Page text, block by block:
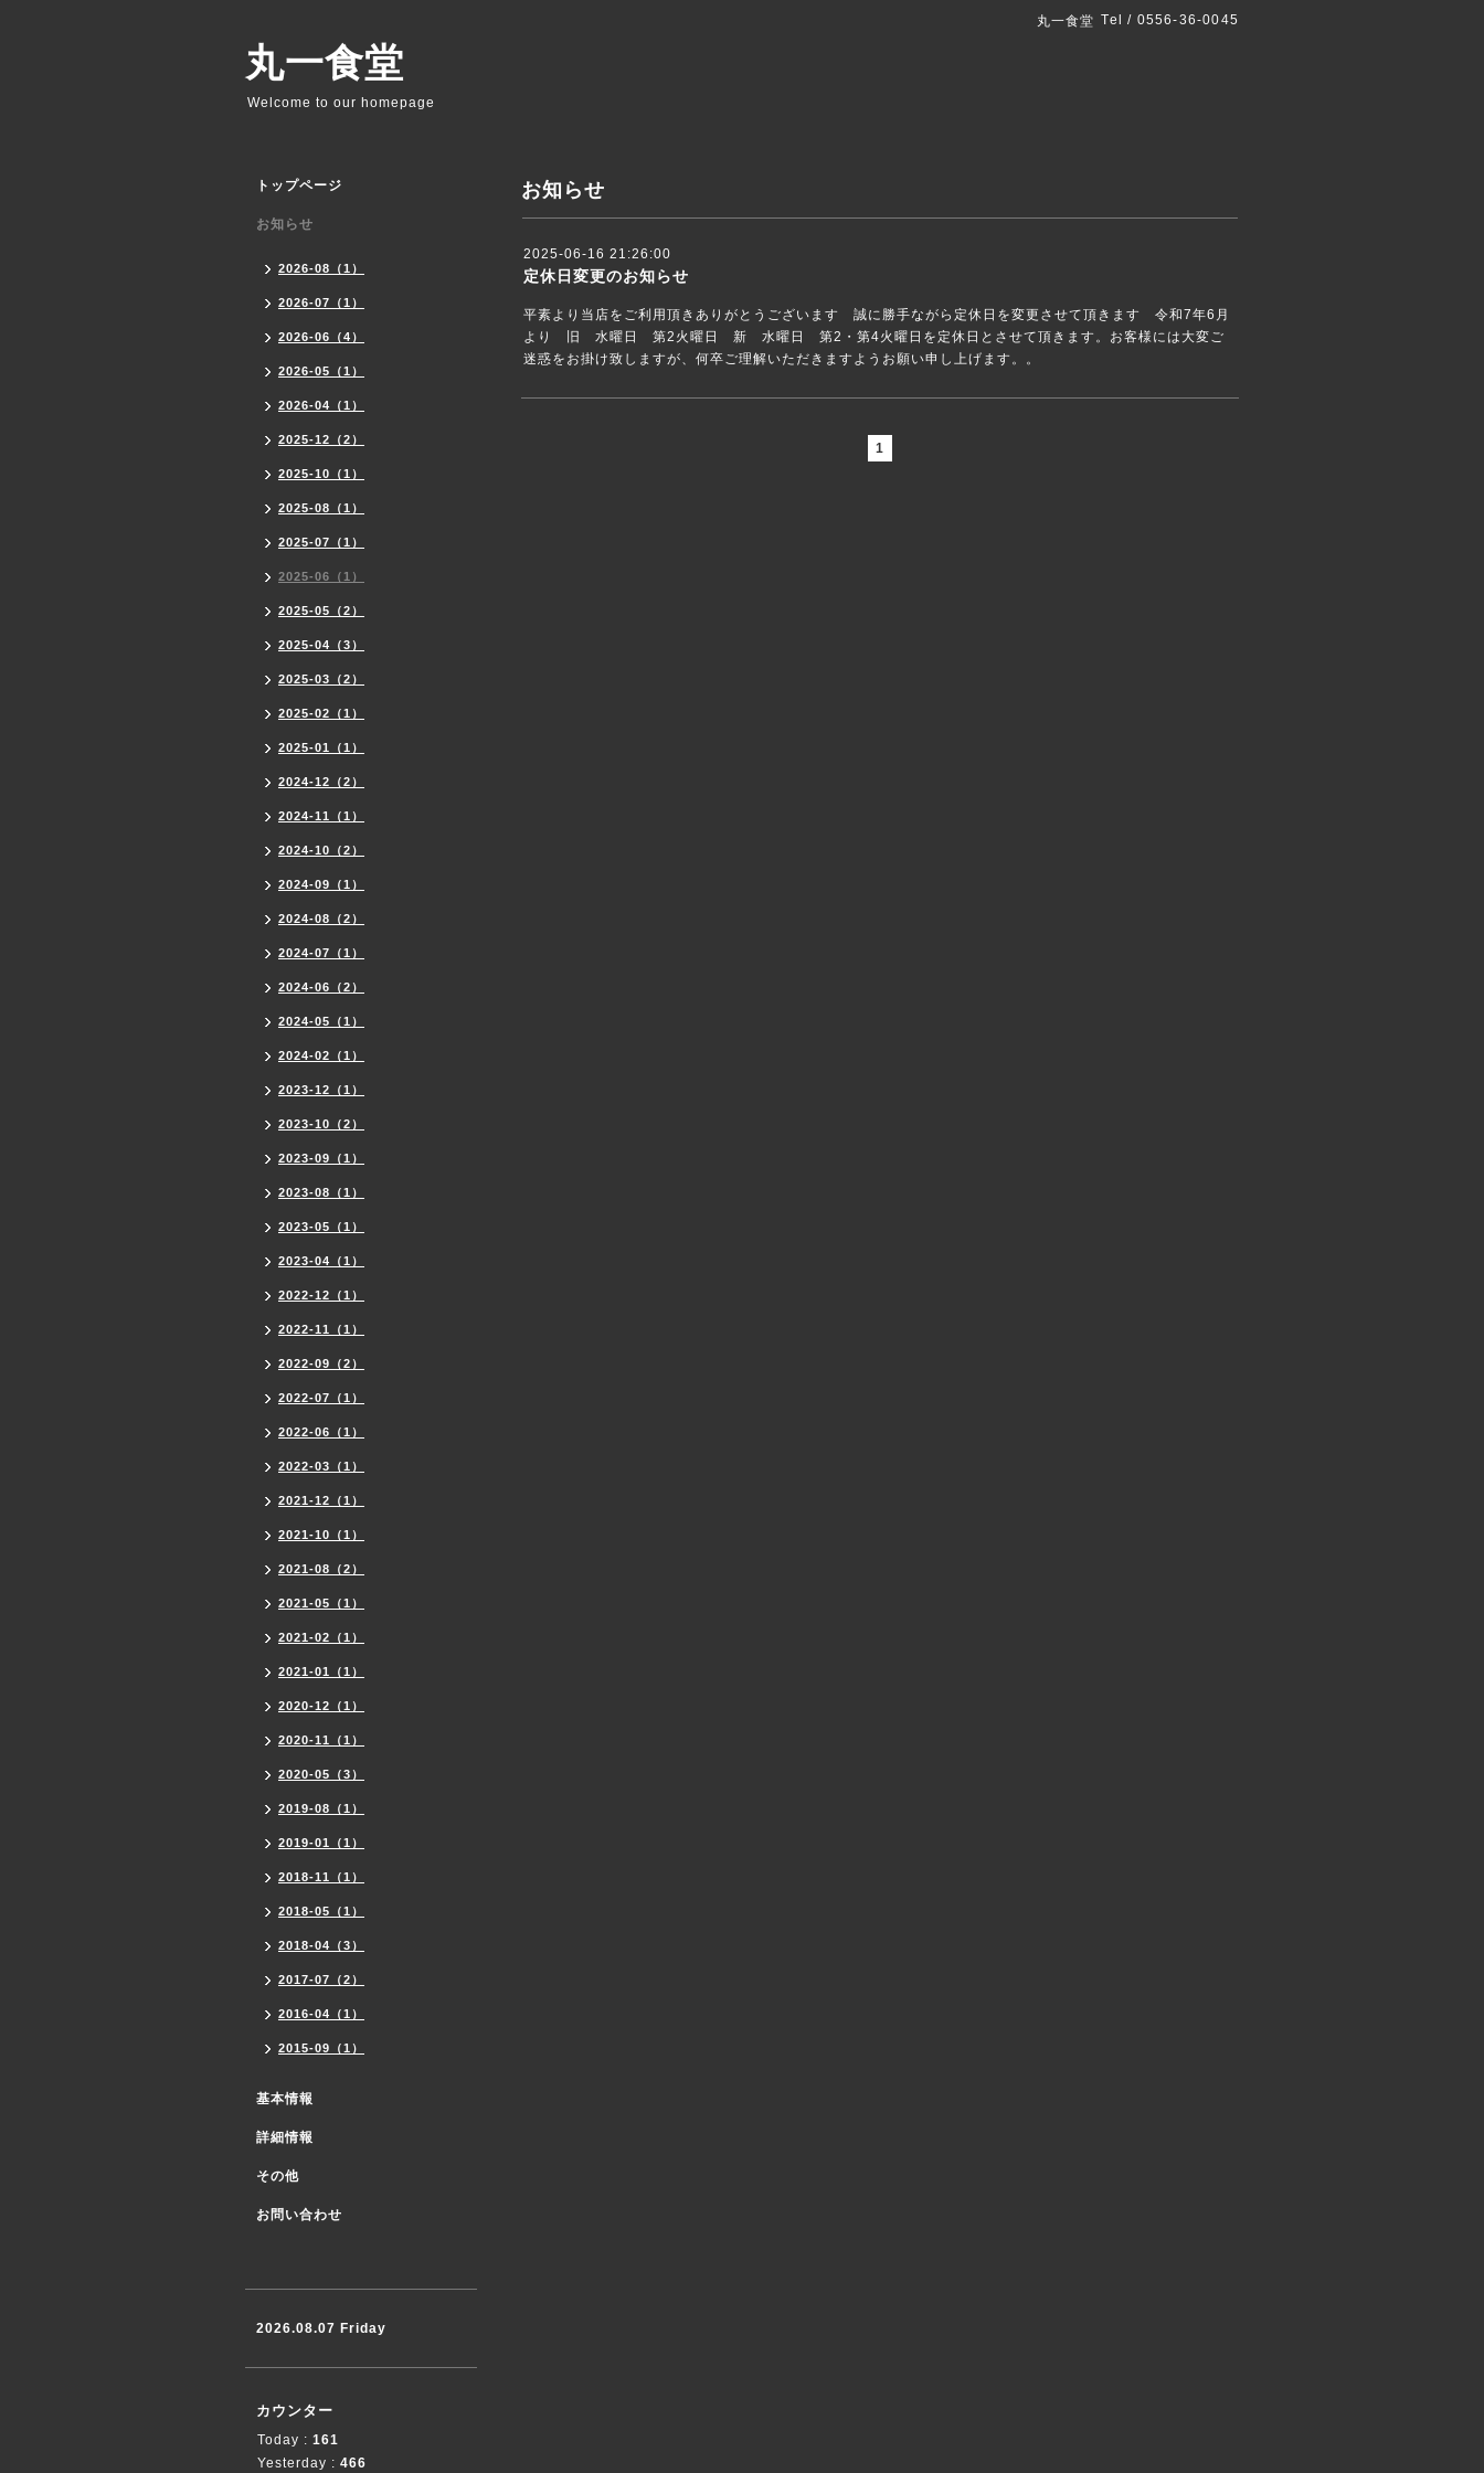
丸一食堂 Tel / 0556-36-0045
丸一食堂
Welcome to our homepage
お知らせ
2025-06-16 21:26:00
定休日変更のお知らせ
平素より当店をご利用頂きありがとうございます 誠に勝手ながら定休日を変更させて頂きます 令和7年6月
より 旧 水曜日 第2火曜日 新 水曜日 第2・第4火曜日を定休日とさせて頂きます。お客様には大変ご
迷惑をお掛け致しますが、何卒ご理解いただきますようお願い申し上げます。。
1
トップページ
お知らせ
2026-08（1）
2026-07（1）
2026-06（4）
2026-05（1）
2026-04（1）
2025-12（2）
2025-10（1）
2025-08（1）
2025-07（1）
2025-06（1）
2025-05（2）
2025-04（3）
2025-03（2）
2025-02（1）
2025-01（1）
2024-12（2）
2024-11（1）
2024-10（2）
2024-09（1）
2024-08（2）
2024-07（1）
2024-06（2）
2024-05（1）
2024-02（1）
2023-12（1）
2023-10（2）
2023-09（1）
2023-08（1）
2023-05（1）
2023-04（1）
2022-12（1）
2022-11（1）
2022-09（2）
2022-07（1）
2022-06（1）
2022-03（1）
2021-12（1）
2021-10（1）
2021-08（2）
2021-05（1）
2021-02（1）
2021-01（1）
2020-12（1）
2020-11（1）
2020-05（3）
2019-08（1）
2019-01（1）
2018-11（1）
2018-05（1）
2018-04（3）
2017-07（2）
2016-04（1）
2015-09（1）
基本情報
詳細情報
その他
お問い合わせ
2026.08.07 Friday
カウンター
Today : 161
Yesterday : 466